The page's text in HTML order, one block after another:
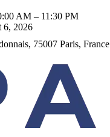
AM – 11:30 PM
6, 2026
75007 Paris, France